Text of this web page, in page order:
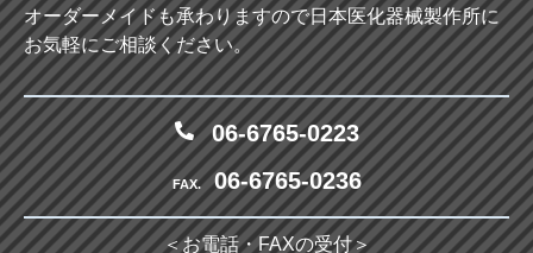
オーダーメイドも承わりますので日本医化器械製作所に
お気軽にご相談ください。
06-6765-0223
FAX. 06-6765-0236
＜お電話・FAXの受付＞